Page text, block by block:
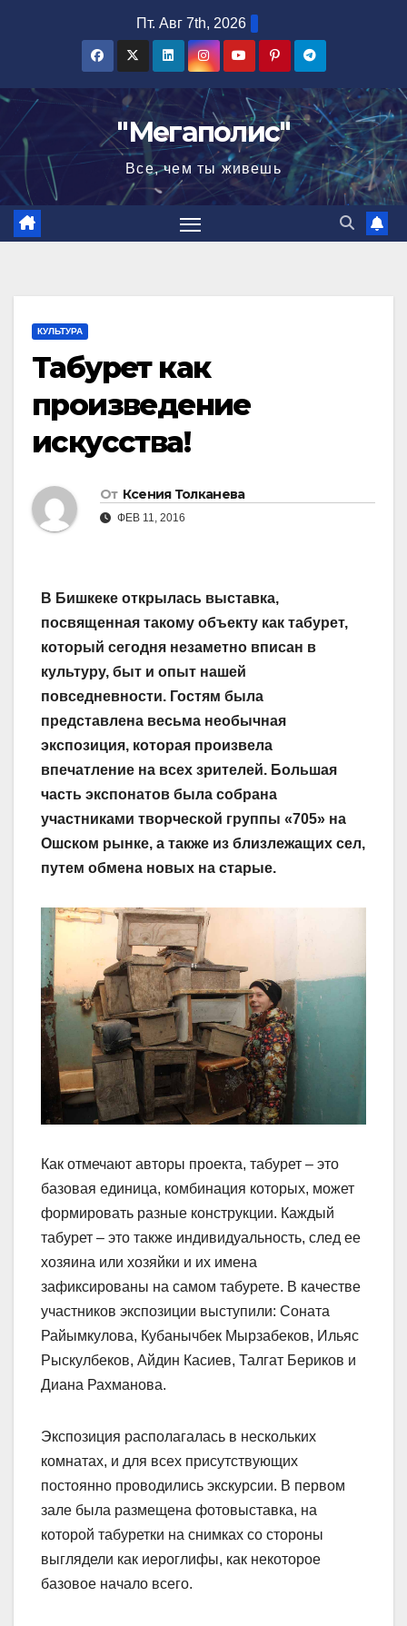
Пт. Авг 7th, 2026
"Мегаполис"
Все, чем ты живешь
КУЛЬТУРА
Табурет как
произведение
искусства!
От Ксения Толканева
ФЕВ 11, 2016
В Бишкеке открылась выставка,
посвященная такому объекту как табурет,
который сегодня незаметно вписан в
культуру, быт и опыт нашей
повседневности. Гостям была
представлена весьма необычная
экспозиция, которая произвела
впечатление на всех зрителей. Большая
часть экспонатов была собрана
участниками творческой группы «705» на
Ошском рынке, а также из близлежащих сел,
путем обмена новых на старые.
Как отмечают авторы проекта, табурет – это
базовая единица, комбинация которых, может
формировать разные конструкции. Каждый
табурет – это также индивидуальность, след ее
хозяина или хозяйки и их имена
зафиксированы на самом табурете. В качестве
участников экспозиции выступили: Соната
Райымкулова, Кубанычбек Мырзабеков, Ильяс
Рыскулбеков, Айдин Касиев, Талгат Бериков и
Диана Рахманова.
Экспозиция располагалась в нескольких
комнатах, и для всех присутствующих
постоянно проводились экскурсии. В первом
зале была размещена фотовыставка, на
которой табуретки на снимках со стороны
выглядели как иероглифы, как некоторое
базовое начало всего.